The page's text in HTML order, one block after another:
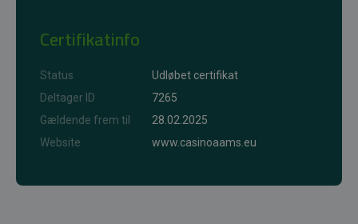
Certifikatinfo
Status
Udløbet certifikat
Deltager ID
7265
Gældende frem til
28.02.2025
Website
www.casinoaams.eu